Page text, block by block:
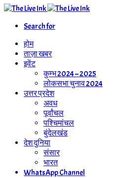
Search for
होम
ताज़ा खबर
इवेंट
कुम्भ 2024 – 2025
लोकसभा चुनाव 2024
उत्तर प्रदेश
अवध
पूर्वांचल
पश्चिमांचल
बुंदेलखंड
देश दुनिया
संसार
भारत
WhatsApp Channel